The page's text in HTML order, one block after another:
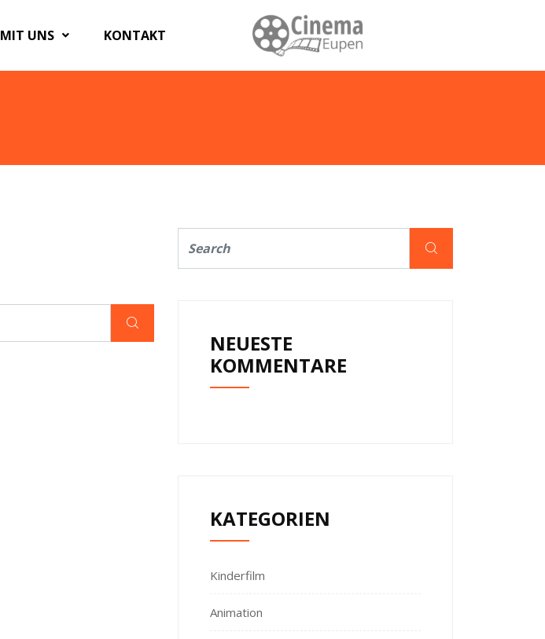
MIT UNS KONTAKT
NEUESTE
KOMMENTARE
KATEGORIEN
Kinderfilm
Animation